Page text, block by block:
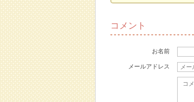
コメント
お名前
メールアドレス